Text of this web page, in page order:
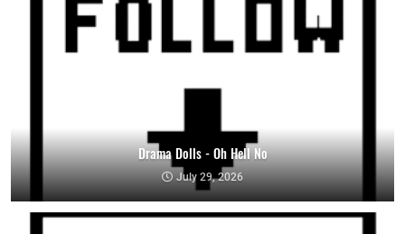
Drama Dolls - Oh Hell No
July 29, 2026